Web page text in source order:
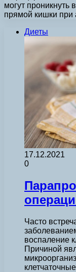
могут проникнуть
прямой кишки
Диеты
17.12.2021
0
Часто
воспаление
Причиной